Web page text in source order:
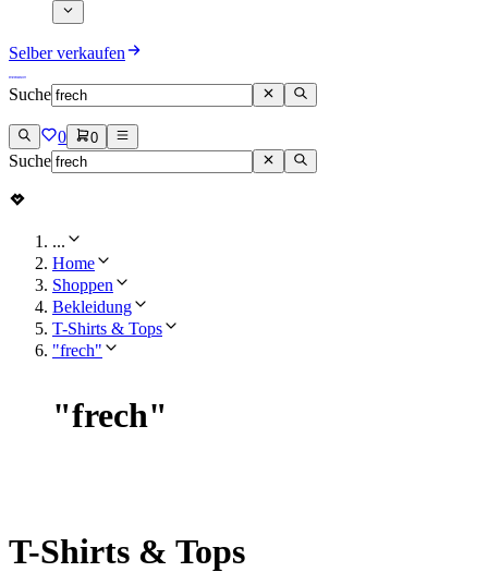
Selber verkaufen
Suche
0 0
Suche
...
Home
Shoppen
Bekleidung
T-Shirts & Tops
"frech"
"frech"
T-Shirts & Tops